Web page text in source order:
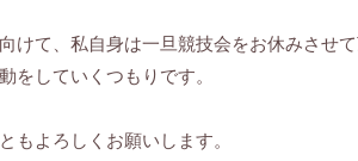
けて、私自身は一旦競技会をお休みさせて
をしていくつもりです。
もよろしくお願いします。